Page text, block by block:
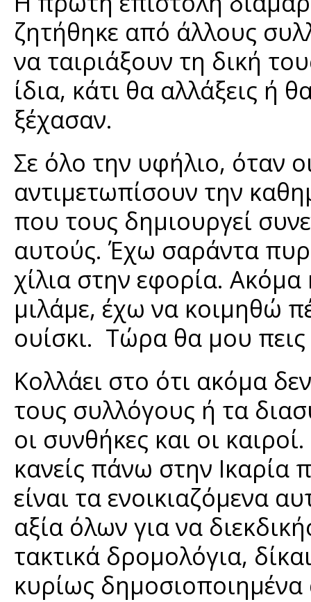
ζητήθηκε από άλλους
να ταιριάξουν τη δική
ίδια, κάτι θα αλλάξεις ή
ξέχασαν.
Σε όλο την υφήλιο, όταν
αντιμετωπίσουν την
που τους δημιουργεί
αυτούς. Έχω σαράντα
χίλια στην εφορία.
μιλάμε, έχω να κοιμηθώ
ουίσκι. Τώρα θα μου
Κολλάει στο ότι ακόμα
τους συλλόγους ή τα
οι συνθήκες και οι
κανείς πάνω στην Ικαρία
είναι τα ενοικιαζόμενα
αξία όλων για να
τακτικά δρομολόγια,
κυρίως